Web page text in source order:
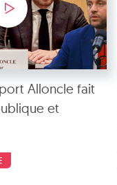
Alloncle fait
et